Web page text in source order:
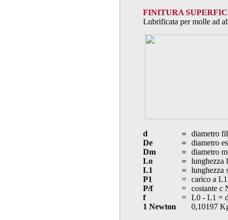
FINITURA
Lubrificata per molle ad
d =
diametro
De
=
diametro
Dm
=
diametro
Lo
=
lunghezza
L1
=
lunghezza
P1
=
carico a L1
P/f
=
costante c
f
=
L0 - L1 =
1 Newton
0,10197